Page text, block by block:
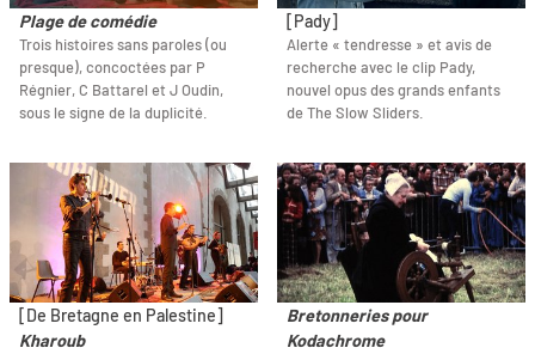
Plage de comédie
Trois histoires sans paroles (ou
presque), concoctées par P
Régnier, C Battarel et J Oudin,
sous le signe de la duplicité.
[Pady]
Alerte « tendresse » et avis de
recherche avec le clip Pady,
nouvel opus des grands enfants
de The Slow Sliders.
[De Bretagne en Palestine]
Kharoub
Bretonneries pour
Kodachrome